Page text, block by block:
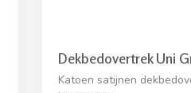
Dekbedovertrek Uni
Katoen satijnen